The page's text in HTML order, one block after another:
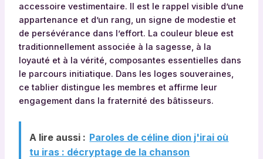
accessoire vestimentaire. Il est le rappel visible d’une
appartenance et d’un rang, un signe de modestie et
de persévérance dans l’effort. La couleur bleue est
traditionnellement associée à la sagesse, à la
loyauté et à la vérité, composantes essentielles dans
le parcours initiatique. Dans les loges souveraines,
ce tablier distingue les membres et affirme leur
engagement dans la fraternité des bâtisseurs.
A lire aussi : Paroles de céline dion j'irai où
tu iras : décryptage de la chanson